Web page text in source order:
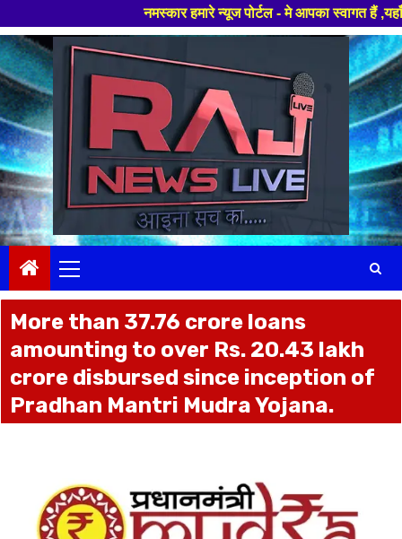
नमस्कार हमारे न्यूज पोर्टल - मे आपका स्वागत हैं ,यहाँ आपको
Skip
to
content
Menu
More than 37.76 crore loans
amounting to over Rs. 20.43 lakh
crore disbursed since inception of
Pradhan Mantri Mudra Yojana.